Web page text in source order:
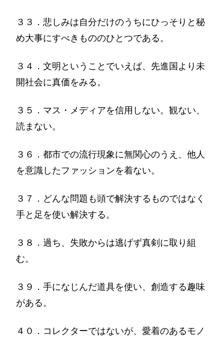
３３．悲しみは自分だけのうちにひっそりと秘
め大事にすべきもののひとつである。
３４．文明ということでいえば、先進国より未
開社会に真価をみる。
３５．マス・メディアを信用しない。観ない、
読まない。
３６．都市での流行現象に無関心のうえ、他人
を意識したファッションを着ない。
３７．どんな問題も頭で解決するものではなく
手と足を使い解決する。
３８．過ち、失敗からは逃げず真剣に取り組
む。
３９．手になじんだ道具を使い、創造する趣味
がある。
４０．コレクターではないが、愛着のあるモノ